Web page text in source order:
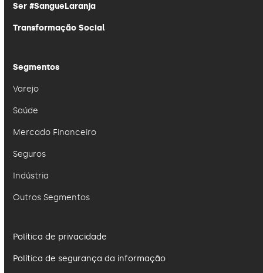
Ser #SangueLaranja
Transformação Social
Segmentos
Varejo
Saúde
Mercado Financeiro
Seguros
Indústria
Outros Segmentos
Política de privacidade
Política de segurança da informação